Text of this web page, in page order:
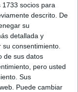
socios para
descrito. De
su
detallada y
consentimiento.
de sus datos
pero usted
Sus
Puede cambiar
suscriptores
por